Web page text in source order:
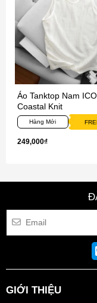
Áo Tanktop Nam
Coastal Knit
Hàng Mới
249,000₫
GIỚI THIỆU